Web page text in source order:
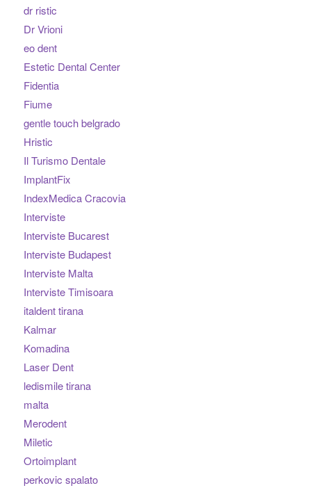
dr ristic
Dr Vrioni
eo dent
Estetic Dental Center
Fidentia
Fiume
gentle touch belgrado
Hristic
Il Turismo Dentale
ImplantFix
IndexMedica Cracovia
Interviste
Interviste Bucarest
Interviste Budapest
Interviste Malta
Interviste Timisoara
italdent tirana
Kalmar
Komadina
Laser Dent
ledismile tirana
malta
Merodent
Miletic
Ortoimplant
perkovic spalato